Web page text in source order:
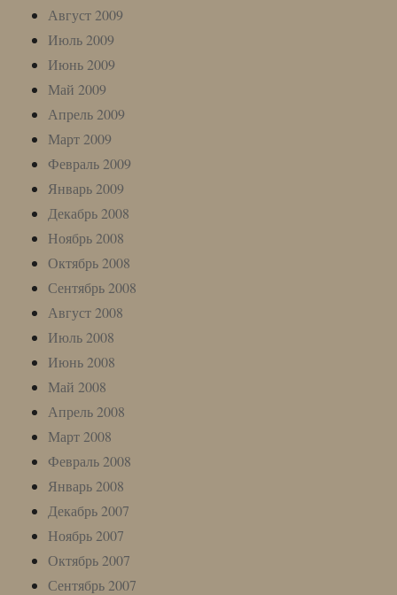
Август 2009
Июль 2009
Июнь 2009
Май 2009
Апрель 2009
Март 2009
Февраль 2009
Январь 2009
Декабрь 2008
Ноябрь 2008
Октябрь 2008
Сентябрь 2008
Август 2008
Июль 2008
Июнь 2008
Май 2008
Апрель 2008
Март 2008
Февраль 2008
Январь 2008
Декабрь 2007
Ноябрь 2007
Октябрь 2007
Сентябрь 2007